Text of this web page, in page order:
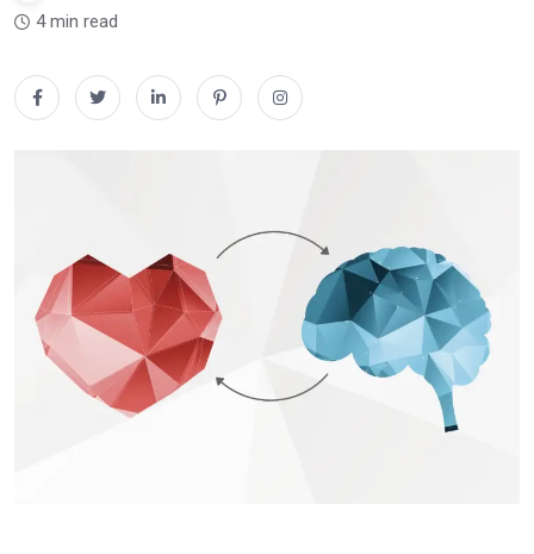
4 min read